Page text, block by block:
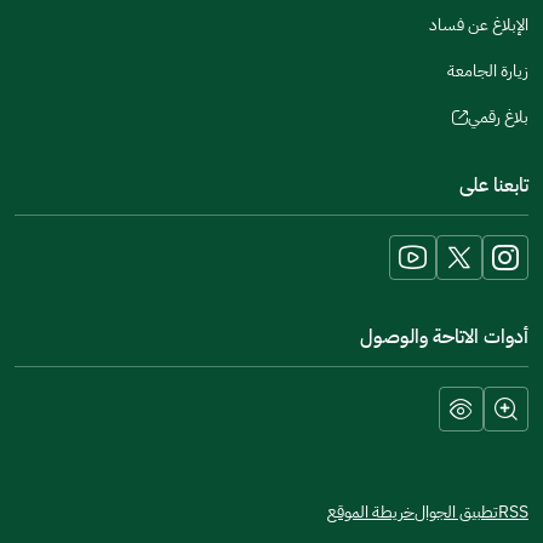
الإبلاغ عن فساد
زيارة الجامعة
بلاغ رقمي
(opens
new
window)
تابعنا على
أدوات الاتاحة والوصول
RSSتطبيق الجوالخريطة الموقع